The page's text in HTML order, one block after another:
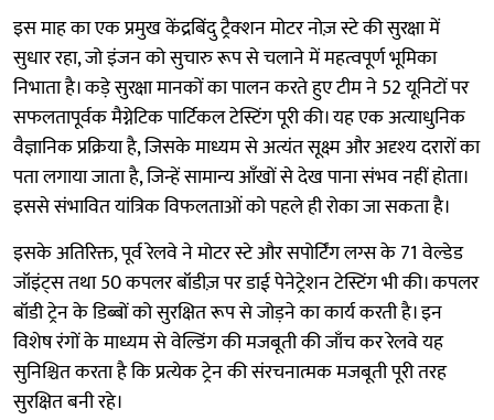
इस माह का एक प्रमुख केंद्रबिंदु ट्रैक्शन मोटर नोज़ स्टे की सुरक्षा में
सुधार रहा, जो इंजन को सुचारु रूप से चलाने में महत्वपूर्ण भूमिका
निभाता है। कड़े सुरक्षा मानकों का पालन करते हुए टीम ने 52 यूनिटों पर
सफलतापूर्वक मैग्नेटिक पार्टिकल टेस्टिंग पूरी की। यह एक अत्याधुनिक
वैज्ञानिक प्रक्रिया है, जिसके माध्यम से अत्यंत सूक्ष्म और अदृश्य दरारों का
पता लगाया जाता है, जिन्हें सामान्य आँखों से देख पाना संभव नहीं होता।
इससे संभावित यांत्रिक विफलताओं को पहले ही रोका जा सकता है।
इसके अतिरिक्त, पूर्व रेलवे ने मोटर स्टे और सपोर्टिंग लग्स के 71 वेल्डेड
जॉइंट्स तथा 50 कपलर बॉडीज़ पर डाई पेनेट्रेशन टेस्टिंग भी की। कपलर
बॉडी ट्रेन के डिब्बों को सुरक्षित रूप से जोड़ने का कार्य करती है। इन
विशेष रंगों के माध्यम से वेल्डिंग की मजबूती की जाँच कर रेलवे यह
सुनिश्चित करता है कि प्रत्येक ट्रेन की संरचनात्मक मजबूती पूरी तरह
सुरक्षित बनी रहे।